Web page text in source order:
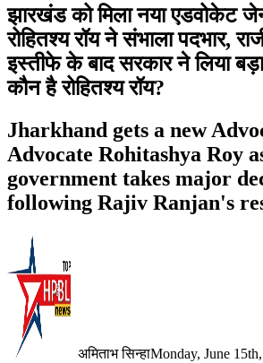
झारखंड को मिला नया एडवोकेट
रोहितश्य रॉय ने संभाला पदभार,
इस्तीफे के बाद सरकार ने लिया
कौन है रोहितश्य रॉय?
Jharkhand gets a new
Advocate Rohitashya Roy
government takes major
following Rajiv Ranjan's
अमिताभ सिन्हाMonday, June